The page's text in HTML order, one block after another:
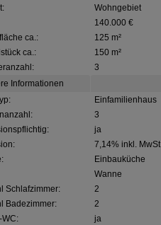
Wohngebiet
140.000 €
ca.:
125 m²
ca.:
150 m²
3
Informationen
Einfamilienhaus
3
ja
7,14% inkl. MwSt
Einbauküche
Wanne
Schlafzimmer:
2
Badezimmer:
2
WC:
ja